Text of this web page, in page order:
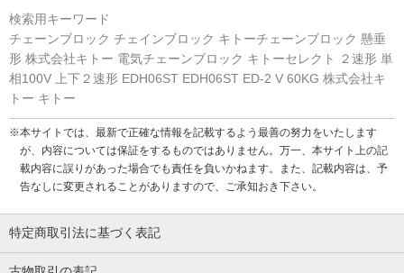
検索用キーワード
チェーンブロック チェインブロック キトーチェーンブロック 懸垂
形 株式会社キトー 電気チェーンブロック キトーセレクト ２速形 単
相100V 上下２速形 EDH06ST EDH06ST ED-2 V 60KG 株式会社キ
トー キトー
※本サイトでは、最新で正確な情報を記載するよう最善の努力をいたします
が、内容については保証をするものではありません。万一、本サイト上の記
載内容に誤りがあった場合でも責任を負いかねます。また、記載内容は、予
告なしに変更されることがありますので、ご承知おき下さい。
特定商取引法に基づく表記